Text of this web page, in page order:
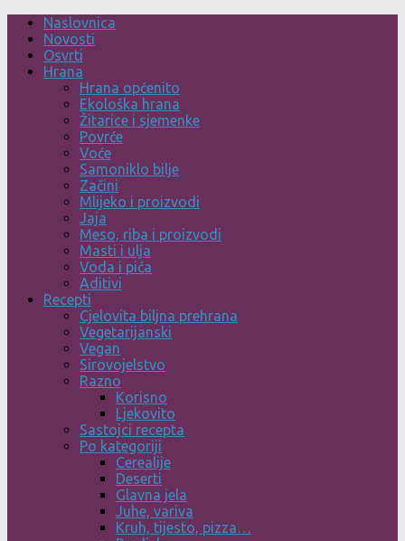
Skip
content
Naslovnica
Novosti
Osvrti
Hrana
Hrana općenito
Ekološka hrana
Žitarice i sjemenke
Povrće
Voće
Samoniklo bilje
Začini
Mlijeko i proizvodi
Jaja
Meso, riba i proizvodi
Masti i ulja
Voda i pića
Aditivi
Recepti
Cjelovita biljna prehrana
Vegetarijanski
Vegan
Sirovojelstvo
Razno
Korisno
Ljekovito
Sastojci recepta
Po kategoriji
Cerealije
Deserti
Glavna jela
Juhe, variva
Kruh, tijesto, pizza…